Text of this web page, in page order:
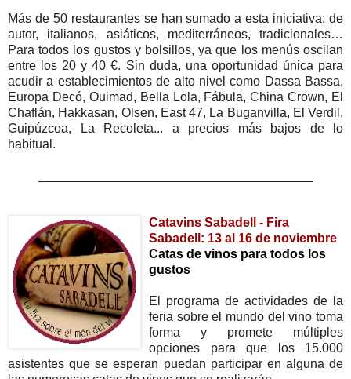
Más de 50 restaurantes se han sumado a esta iniciativa: de
autor, italianos, asiáticos, mediterráneos, tradicionales…
Para todos los gustos y bolsillos, ya que los menús oscilan
entre los 20 y 40 €. Sin duda, una oportunidad única para
acudir a establecimientos de alto nivel como Dassa Bassa,
Europa Decó, Ouimad, Bella Lola, Fábula, China Crown, El
Chaflán, Hakkasan, Olsen, East 47, La Buganvilla, El Verdil,
Guipúzcoa, La Recoleta... a precios más bajos de lo
habitual.
Catavins Sabadell - Fira
Sabadell: 13 al 16 de noviembre
Catas de vinos para todos los
gustos
El programa de actividades de la
feria sobre el mundo del vino toma
forma y promete múltiples
opciones para que los 15.000
asistentes que se esperan puedan participar en alguna de